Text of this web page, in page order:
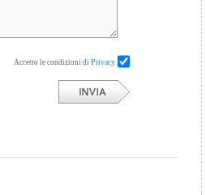
Accetto le condizioni di Privacy